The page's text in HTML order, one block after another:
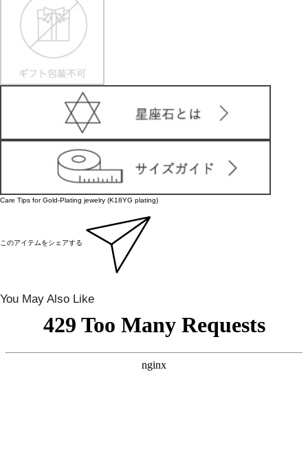
Care Tips for Gold-Plating jewelry (K18YG plating)
このアイテムをシェアする
You May Also Like